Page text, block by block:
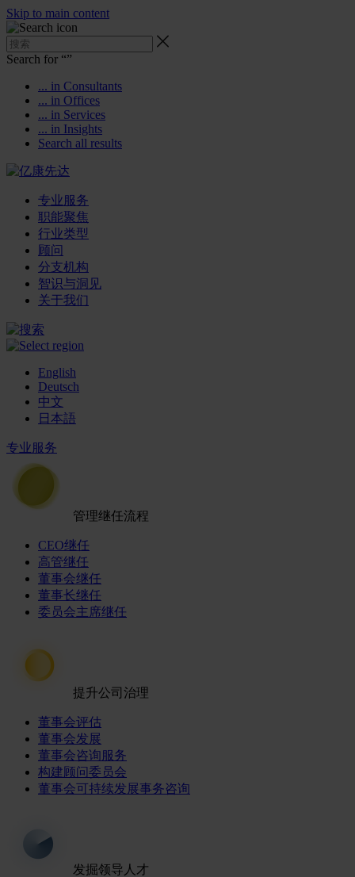
Skip to main content
Search for “”
... in Consultants
... in Offices
... in Services
... in Insights
Search all results
专业服务
职能聚焦
行业类型
顾问
分支机构
智识与洞见
关于我们
English
Deutsch
中文
日本語
专业服务
管理继任流程
CEO继任
高管继任
董事会继任
董事长继任
委员会主席继任
提升公司治理
董事会评估
董事会发展
董事会咨询服务
构建顾问委员会
董事会可持续发展事务咨询
发掘领导人才